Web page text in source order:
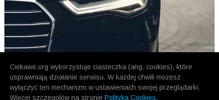
Ciekawe.org wykorzystuje ciasteczka (ang. cookies), które
usprawniają działanie serwisu. W każdej chwili możesz
wyłączyć ten mechanizm w ustawieniach swojej przeglądarki.
Więcej szczegołów na stronie Polityka Cookies.